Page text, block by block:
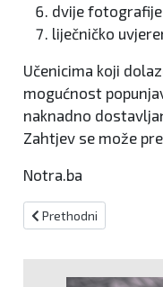
dvije
liječničko
Učenicima koji
mogućnost
naknadno
Zahtjev se može
Notra.ba
Prethodni članak:
Prethodni